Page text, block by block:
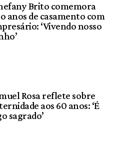
Brito comemora
anos de casamento com
‘Vivendo nosso
Rosa reflete sobre
aos 60 anos: ‘É
sagrado’